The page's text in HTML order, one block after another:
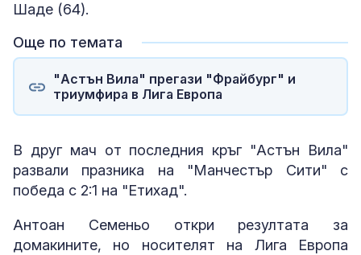
Шаде (64).
Още по темата
"Астън Вила" прегази "Фрайбург" и
триумфира в Лига Европа
В друг мач от последния кръг "Астън Вила"
развали празника на "Манчестър Сити" с
победа с 2:1 на "Етихад".
Антоан Семеньо откри резултата за
домакините, но носителят на Лига Европа